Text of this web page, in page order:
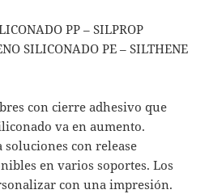
PP – SILPROP
SILICONADO PE – SILTHENE
con cierre adhesivo que
va en aumento.
soluciones con release
en varios soportes. Los
con una impresión.